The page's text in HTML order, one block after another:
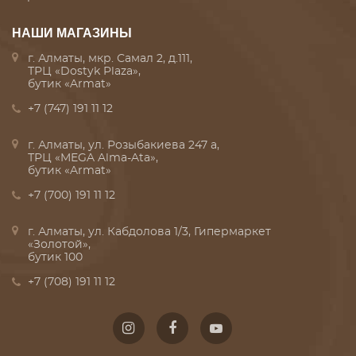
НАШИ МАГАЗИНЫ
г. Алматы, мкр. Самал 2, д.111,
ТРЦ «Dostyk Plaza»,
бутик «Armat»
+7 (747) 191 11 12
г. Алматы, ул. Розыбакиева 247 а,
ТРЦ «MEGA Alma-Ata»,
бутик «Armat»
+7 (700) 191 11 12
г. Алматы, ул. Кабдолова 1/3, Гипермаркет
«Золотой»,
бутик 100
+7 (708) 191 11 12